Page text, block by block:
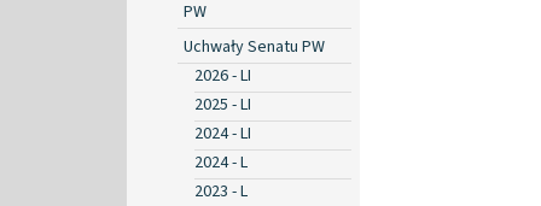
PW
Uchwały Senatu PW
2026 - LI
2025 - LI
2024 - LI
2024 - L
2023 - L